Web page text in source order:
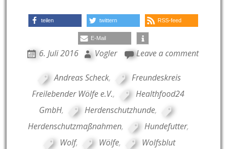
teilen twittern RSS-feed
E-Mail
6. Juli 2016 Vogler Leave a comment
Andreas Scheck,
Freundeskreis
Freilebender Wölfe e.V.,
Healthfood24
GmbH, Herdenschutzhunde,
Herdenschutzmaßnahmen, Hundefutter,
Wolf, Wölfe, Wolfsblut